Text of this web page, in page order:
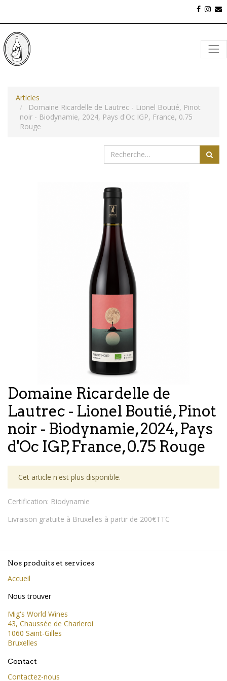
Articles
Domaine Ricardelle de Lautrec - Lionel Boutié, Pinot
noir - Biodynamie, 2024, Pays d'Oc IGP, France, 0.75
Rouge
Domaine Ricardelle de
Lautrec - Lionel Boutié, Pinot
noir - Biodynamie, 2024, Pays
d'Oc IGP, France, 0.75 Rouge
Cet article n'est plus disponible.
Certification: Biodynamie
Livraison gratuite à Bruxelles à partir de 200€TTC
Nos produits et services
Accueil
Nous trouver
Mig's World Wines
43, Chaussée de Charleroi
1060 Saint-Gilles
Bruxelles
Contact
Contactez-nous